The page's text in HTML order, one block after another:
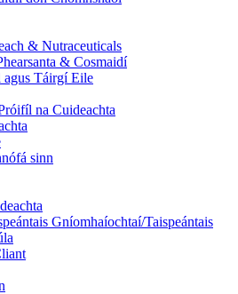
& Nutraceuticals
& Cosmaidí
agus Táirgí Eile
na Cuideachta
sinn
Gníomhaíochtaí/Taispeántais